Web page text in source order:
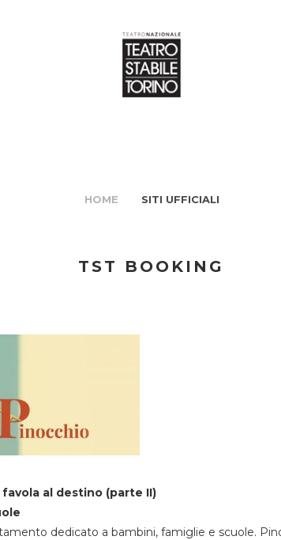
HOME SITI UFFICIALI
TST BOOKING
al destino (parte II)
dedicato a bambini, famiglie e scuole.